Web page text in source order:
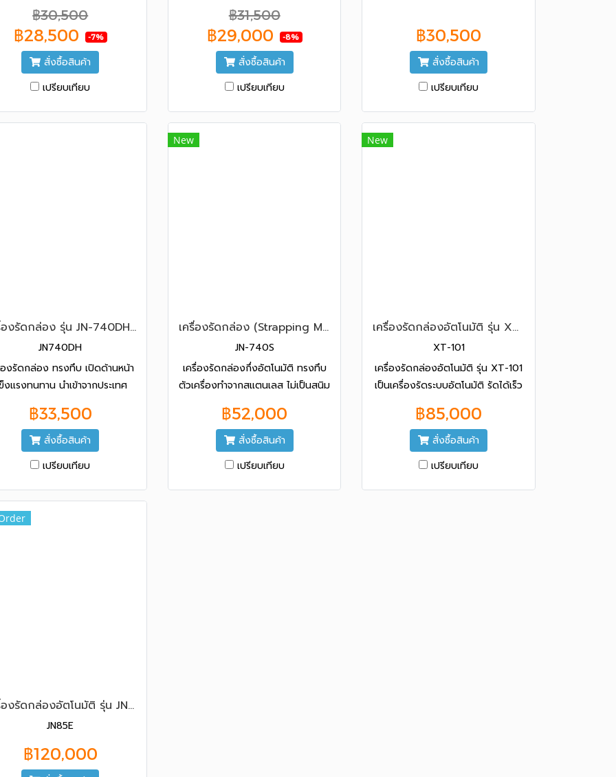
ระกอบได้มาตรฐาน นำเข้าจาก
ะเทศไต้หวัน (เครื่องไต้หวันแท้
100%) รับประกัน 1 ปี
฿30,500
฿28,500 -7%
สั่งซื้อสินค้า
เปรียบเทียบ
ทนทาน วัสดุ และงานประกอบได้
มาตรฐาน นำเข้าจากประเทศไต้หวัน รับ
ประกัน 1 ปี
฿31,500
฿29,000 -8%
สั่งซื้อสินค้า
เปรียบเทียบ
ประเทศไต้หวัน (เครื่องไต้หวันแท้
100%) รับประกัน 1 ปี ฟรีค่า ฟรีค่า
อะไหล่
฿30,500
สั่งซื้อสินค้า
เปรียบเทียบ
เครื่องรัดกล่อง รุ่น JN-740DH ยี่ห้อ CHALi
JN740DH
องรัดกล่อง ทรงทึบ เปิดด้านหน้า
งแรงทนทาน นำเข้าจากประเทศ
วัน (เครื่องไต้หวันแท้ 100%) รับ
ประกัน 1 ปี ฟรีค่า ฟรีค่าอะไหล่
฿33,500
สั่งซื้อสินค้า
เปรียบเทียบ
New
เครื่องรัดกล่อง (Strapping Machine) CHALI รุ่น JN-740S
JN-740S
เครื่องรัดกล่องกึ่งอัตโนมัติ ทรงทึบ
ตัวเครื่องทำจากสแตนเลส ไม่เป็นสนิม
เหมาะสำหรับห้องเย็น หรือสถานที่ที่มี
ความชื้น แข็งแรงทนทาน วัสดุ และ
งานประกอบได้มาตรฐาน นำเข้าจาก
ประเทศไต้หวัน รับประกัน 1 ปี
฿52,000
สั่งซื้อสินค้า
เปรียบเทียบ
New
เครื่องรัดกล่องอัตโนมัติ รุ่น XT-101
XT-101
เครื่องรัดกล่องอัตโนมัติ รุ่น XT-101
เป็นเครื่องรัดระบบอัตโนมัติ รัดได้เร็ว
26 ครั้ง/นาที ให้กับไฟ 380V
3PHASE
฿85,000
สั่งซื้อสินค้า
เปรียบเทียบ
เครื่องรัดกล่องอัตโนมัติ รุ่น JN-85E
JN85E
฿120,000